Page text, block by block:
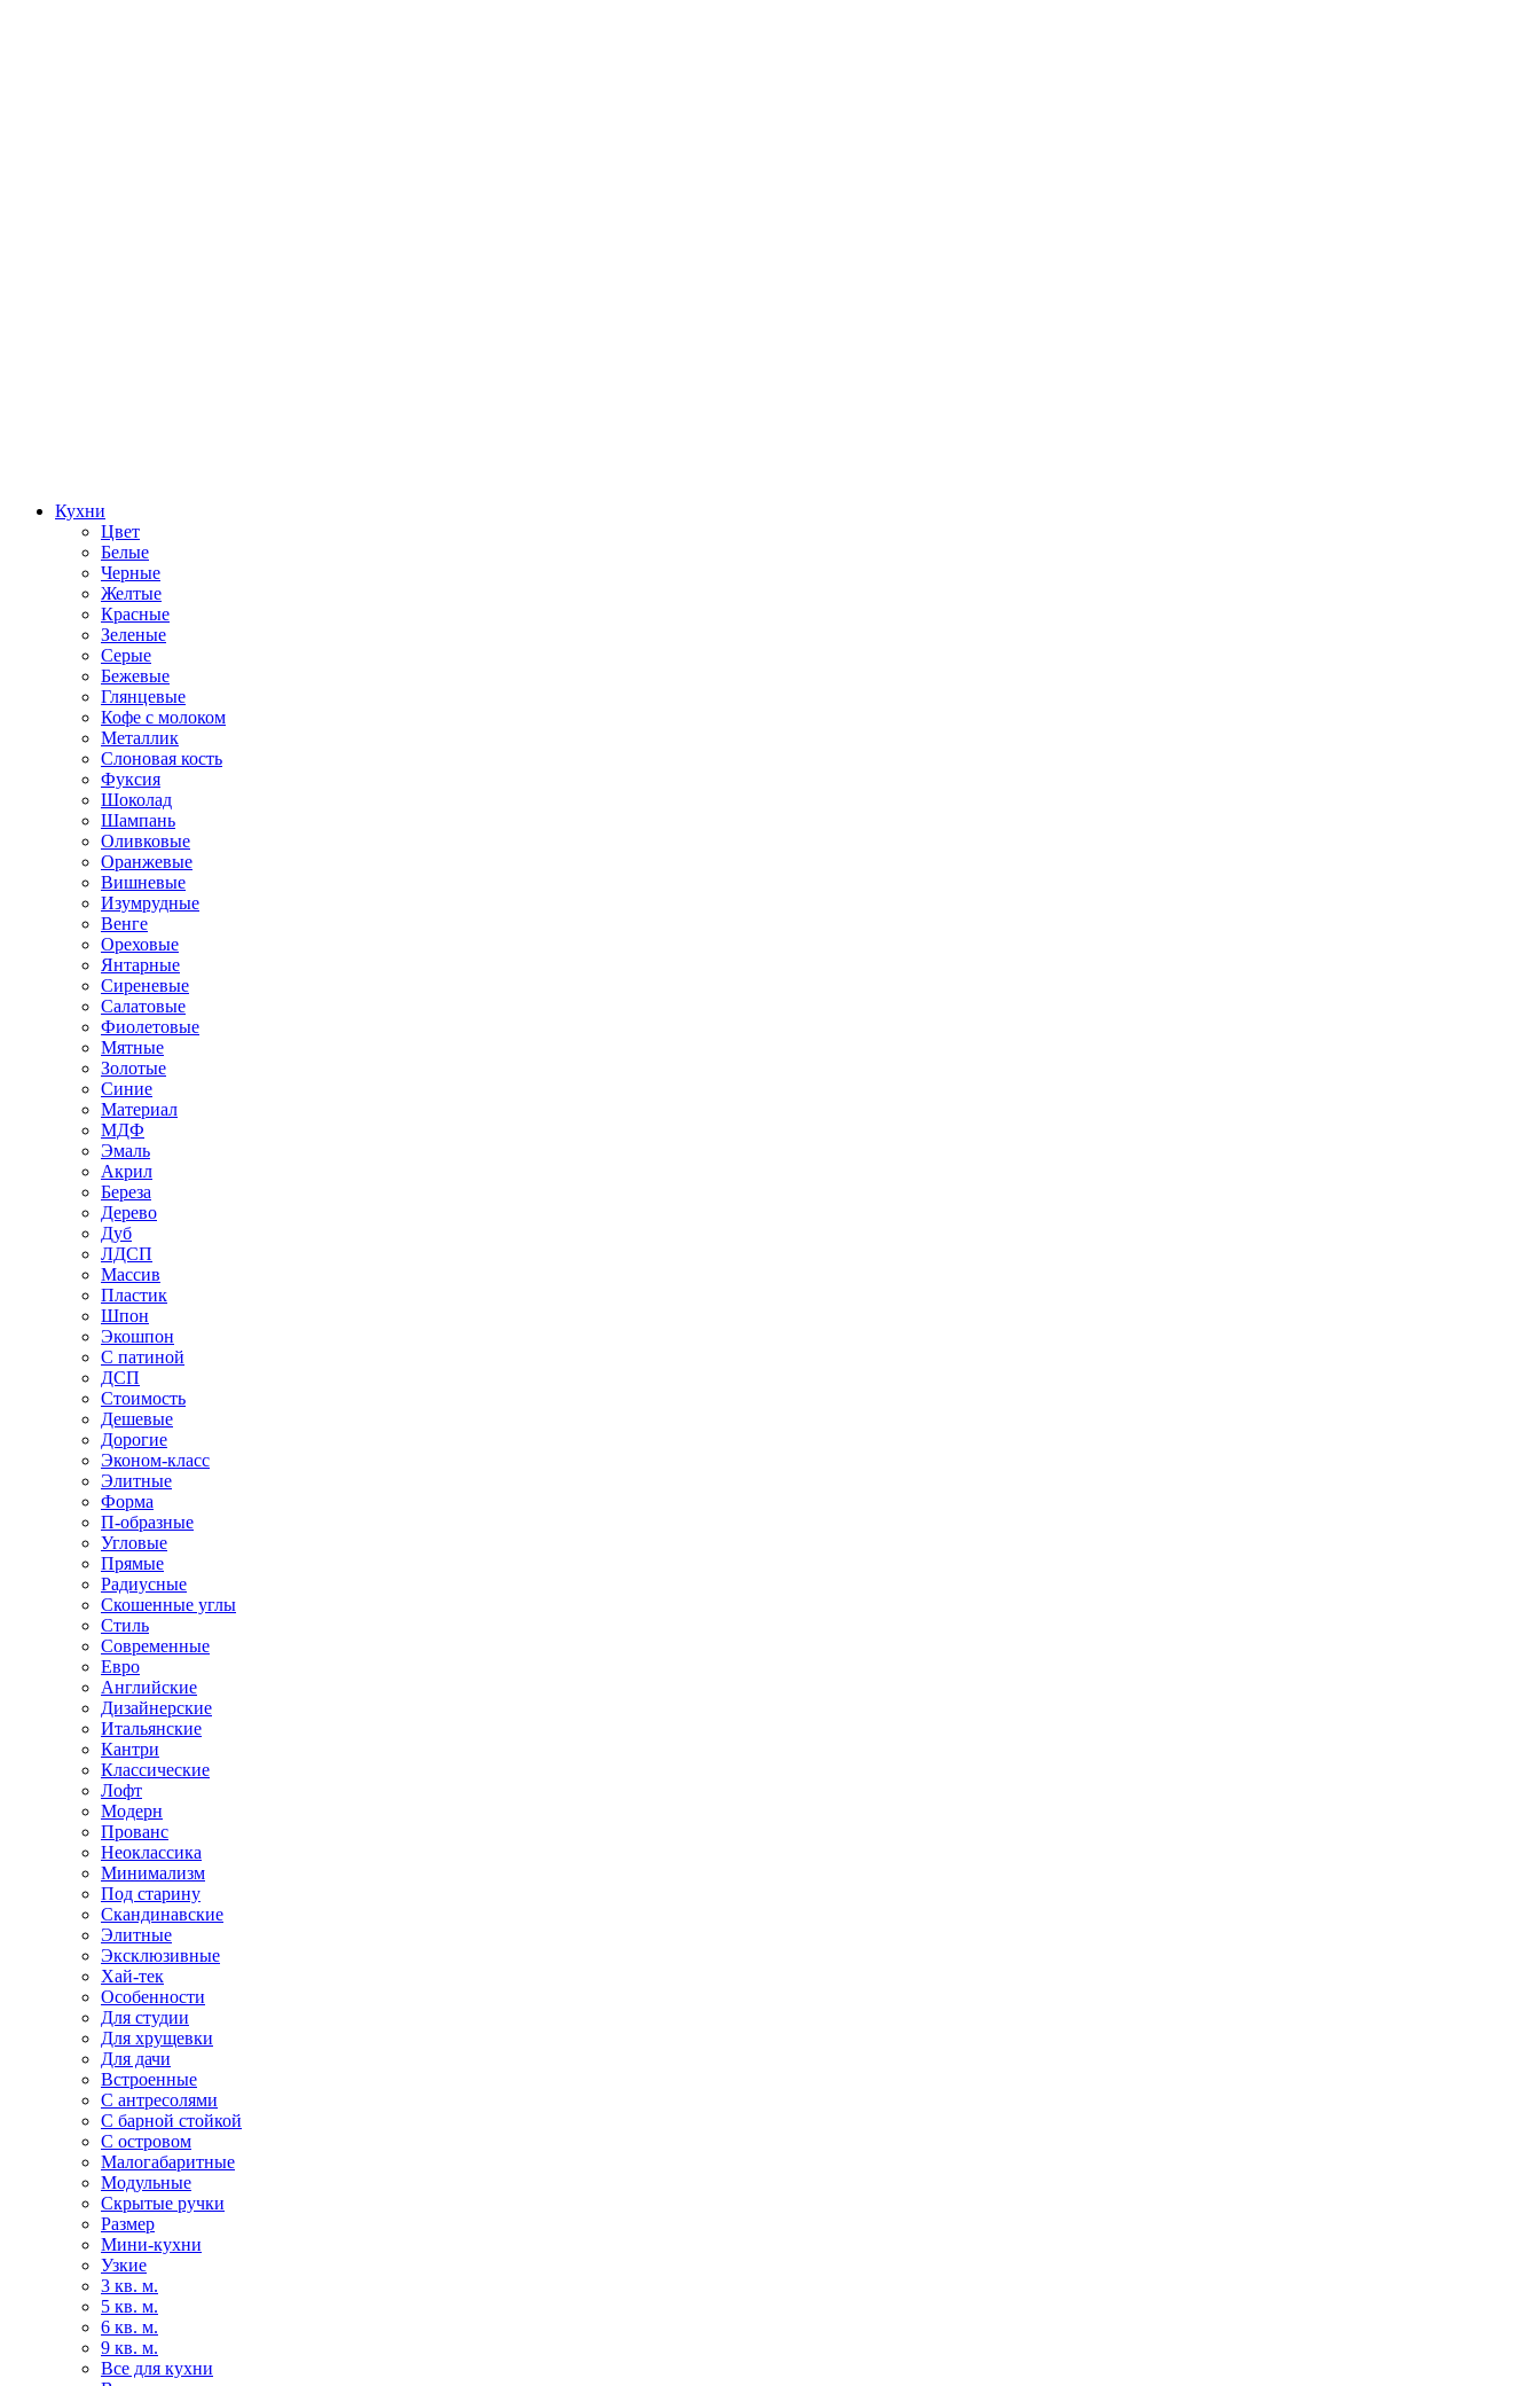
Кухни
Цвет
Белые
Черные
Желтые
Красные
Зеленые
Серые
Бежевые
Глянцевые
Кофе с молоком
Металлик
Слоновая кость
Фуксия
Шоколад
Шампань
Оливковые
Оранжевые
Вишневые
Изумрудные
Венге
Ореховые
Янтарные
Сиреневые
Салатовые
Фиолетовые
Мятные
Золотые
Синие
Материал
МДФ
Эмаль
Акрил
Береза
Дерево
Дуб
ЛДСП
Массив
Пластик
Шпон
Экошпон
С патиной
ДСП
Стоимость
Дешевые
Дорогие
Эконом-класс
Элитные
Форма
П-образные
Угловые
Прямые
Радиусные
Скошенные углы
Стиль
Современные
Евро
Английские
Дизайнерские
Итальянские
Кантри
Классические
Лофт
Модерн
Прованс
Неоклассика
Минимализм
Под старину
Скандинавские
Элитные
Эксклюзивные
Хай-тек
Особенности
Для студии
Для хрущевки
Для дачи
Встроенные
С антресолями
С барной стойкой
С островом
Малогабаритные
Модульные
Скрытые ручки
Размер
Мини-кухни
Узкие
3 кв. м.
5 кв. м.
6 кв. м.
9 кв. м.
Все для кухни